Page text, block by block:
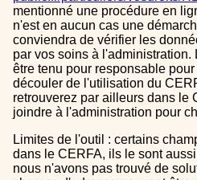
mentionné une procédure en
n'est en aucun cas une
conviendra de vérifier les
par vos soins à l'administration.
être tenu pour responsable
découler de l'utilisation du
retrouverez par ailleurs dans le
joindre à l'administration pour
Limites de l'outil : certains champs sont un peu décalé
dans le CERFA, ils le sont
nous n'avons pas trouvé de